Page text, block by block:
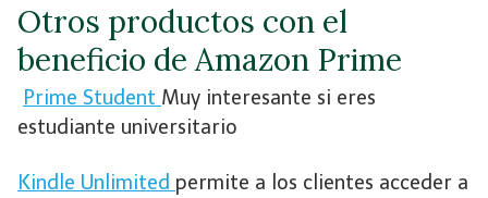
Otros productos con el
beneficio de Amazon Prime
Prime Student Muy interesante si eres
estudiante universitario
Kindle Unlimited permite a los clientes acceder a